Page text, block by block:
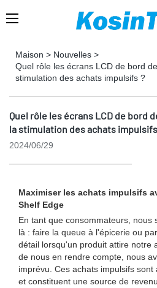
Maison > Nouvelles >
Quel rôle les écrans LCD de bord
stimulation des achats impulsifs ?
Quel rôle les écrans LCD de bord
la stimulation des achats
2024/06/29
Maximiser les achats impulsifs
Shelf Edge
En tant que consommateurs, nous
là : faire la queue à l'épicerie ou
détail lorsqu'un produit attire notre
de nous en rendre compte, nous
imprévu. Ces achats impulsifs
et constituent une source de